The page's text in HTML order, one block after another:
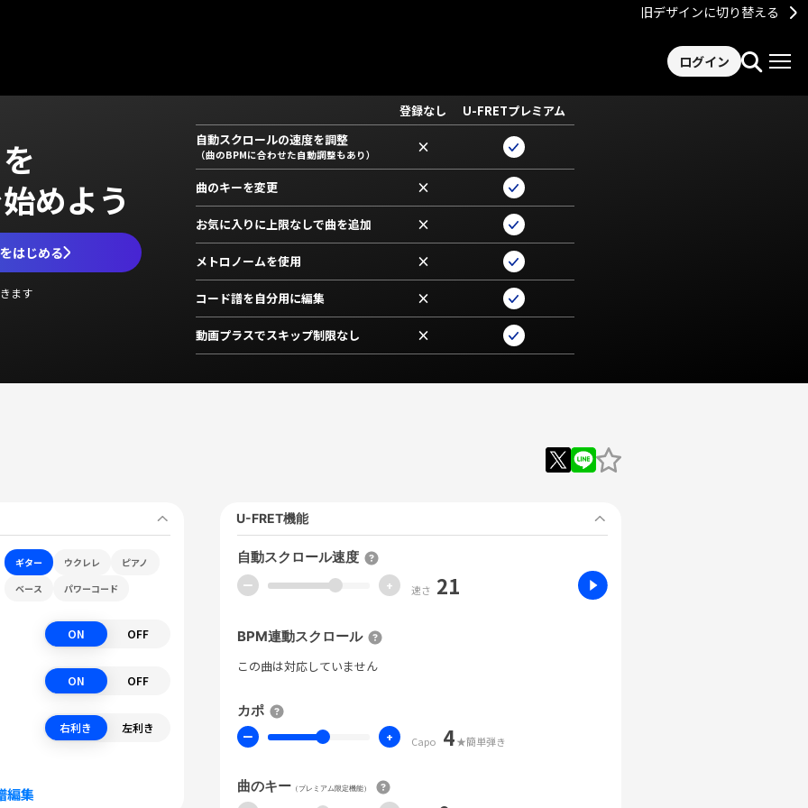
旧デザインに切り替える
ログイン
めよう
はじめる
ます
登録なし
U-FRETプレミアム
自動スクロールの速度を調整
（曲のBPMに合わせた自動調整もあり） ×
曲のキーを変更 ×
お気に入りに上限なしで曲を追加 ×
メトロノームを使用 ×
コード譜を自分用に編集 ×
動画プラスでスキップ制限なし ×
ギター ウクレレ
ピアノ
ベース
パワーコード
ON OFF
ON OFF
右利き 左利き
編集
U-FRET機能
自動スクロール速度
ー + 速さ 21
BPM連動スクロール
この曲は対応していません
カポ
ー + Capo 4★簡単弾き
曲のキー （プレミアム限定機能）